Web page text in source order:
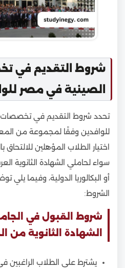
شروط التقديم في
الصينية في مصر
تحدد شروط التقديم في
للوافدين وفقًا لمجموعة من
اختيار الطلاب المؤهلين للالتحاق
سواء لحاملي الشهادة الثانوية
أو البكالوريا الدولية، وفيما
الشروط:
شروط القبول في
الشهادة الثانوية من
يشترط على الطلاب الراغبين